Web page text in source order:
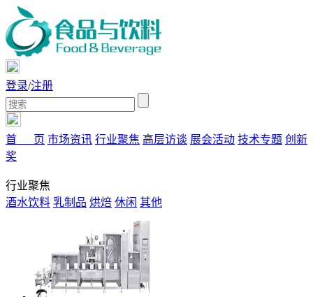
登录/注册
首 页 市场资讯 行业聚焦 高层访谈 展会活动 技术专题 创新
奖
行业聚焦
酒水饮料 乳制品 烘焙 休闲 其他